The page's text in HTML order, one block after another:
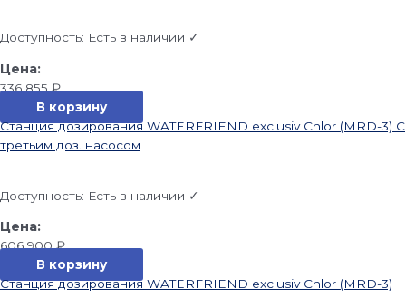
Доступность: Есть в наличии ✓
336 855₽
В корзину
Станция дозирования WATERFRIEND exclusiv Chlor (MRD-3) С
третьим доз. насосом
Доступность: Есть в наличии ✓
606 900₽
В корзину
Станция дозирования WATERFRIEND exclusiv Chlor (MRD-3)